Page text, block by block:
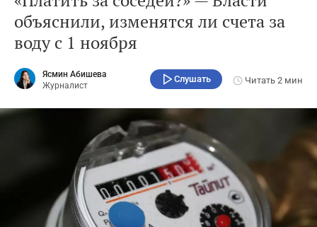
объяснили, изменятся ли счета за
воду с 1 ноября
Ясмин Абишева
Журналист
Слушать Читать 2 мин